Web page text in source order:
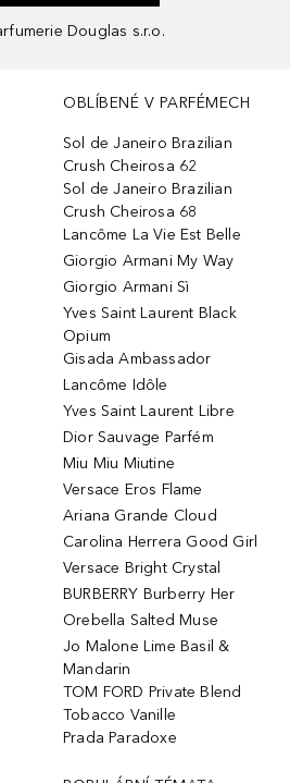
Douglas s.r.o.
OBLÍBENÉ V PARFÉMECH
Sol de Janeiro Brazilian
Crush Cheirosa 62
Sol de Janeiro Brazilian
Crush Cheirosa 68
Lancôme La Vie Est Belle
Giorgio Armani My Way
Giorgio Armani Sì
Yves Saint Laurent Black
Opium
Gisada Ambassador
Lancôme Idôle
Yves Saint Laurent Libre
Dior Sauvage Parfém
Miu Miu Miutine
Versace Eros Flame
Ariana Grande Cloud
Carolina Herrera Good Girl
Versace Bright Crystal
BURBERRY Burberry Her
Orebella Salted Muse
Jo Malone Lime Basil &
Mandarin
TOM FORD Private Blend
Tobacco Vanille
Prada Paradoxe